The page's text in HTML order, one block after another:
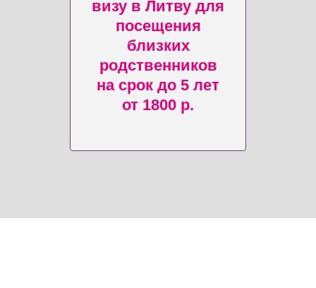
визу в Литву для
посещения
близких
родственников
на срок до 5 лет
от 1800 р.